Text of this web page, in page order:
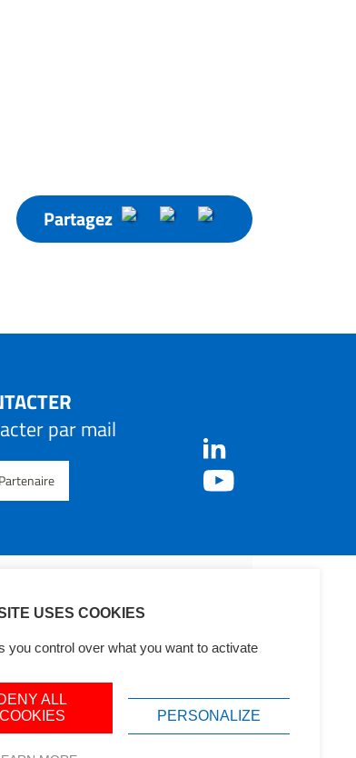
Partagez
par mail
USES COOKIES
you control over what you want to activate
ALL
COOKIES
PERSONALIZE